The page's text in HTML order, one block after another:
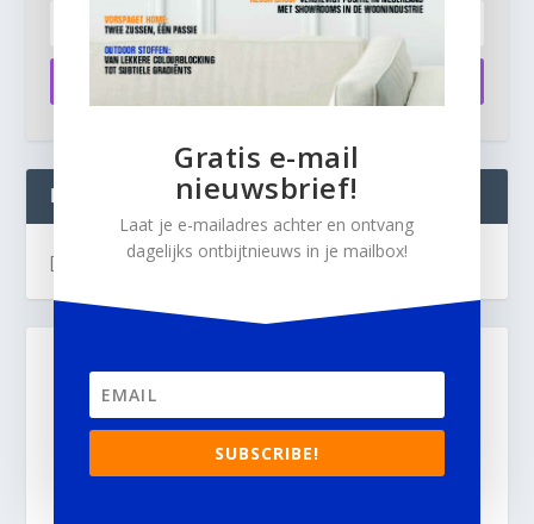
INTERIOR BUSINESS LIVE:
[instagram-feed]
Gratis e-mail
nieuwsbrief!
Laat je e-mailadres achter en ontvang
dagelijks ontbijtnieuws in je mailbox!
SUBSCRIBE!